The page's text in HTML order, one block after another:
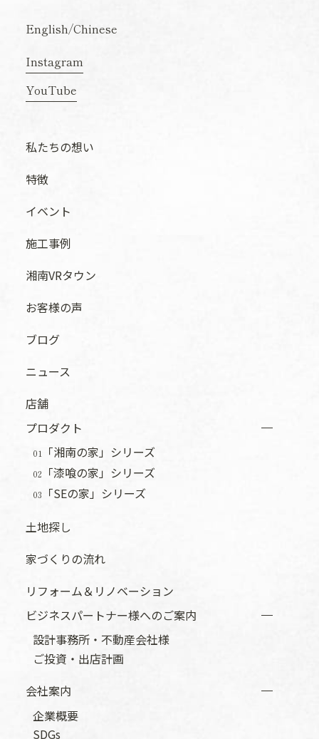
English/Chinese
Instagram
YouTube
私たちの想い
特徴
イベント
施工事例
湘南VRタウン
お客様の声
ブログ
ニュース
店舗
プロダクト
01「湘南の家」シリーズ
02 「漆喰の家」シリーズ
03
「SEの家」シリーズ
土地探し
家づくりの流れ
リフォーム＆リノベーション
ビジネスパートナー様へのご案内
設計事務所・不動産会社様
ご投資・出店計画
会社案内
企業概要
SDGs